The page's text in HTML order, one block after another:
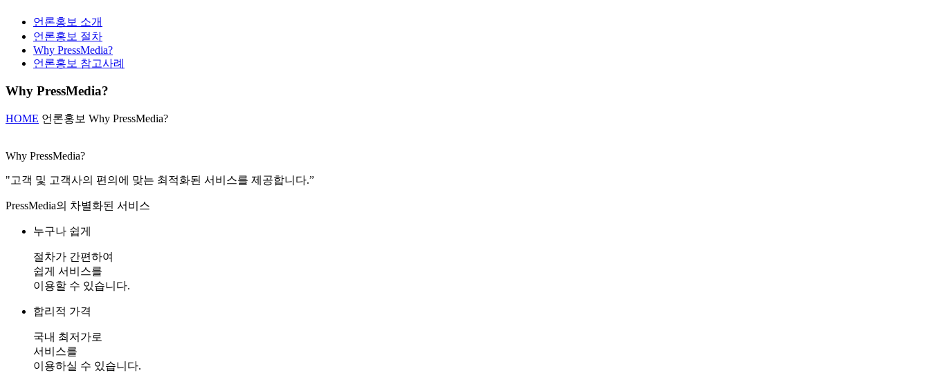
언론홍보 소개
언론홍보 절차
Why PressMedia?
언론홍보 참고사례
Why PressMedia?
HOME 언론홍보 Why PressMedia?
Why PressMedia?
"고객 및 고객사의 편의에 맞는 최적화된 서비스를 제공합니다.”
PressMedia의 차별화된 서비스
누구나 쉽게
절차가 간편하여
쉽게 서비스를
이용할 수 있습니다.
합리적 가격
국내 최저가로
서비스를
이용하실 수 있습니다.